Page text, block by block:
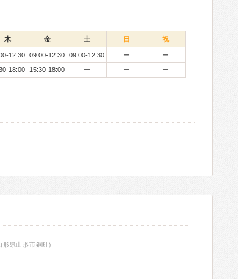
木 金 土 日 祝
12:30 09:00-12:30 09:00-12:30 ー
ー
18:00 15:30-18:00 ー ー ー
形県山形市銅町)